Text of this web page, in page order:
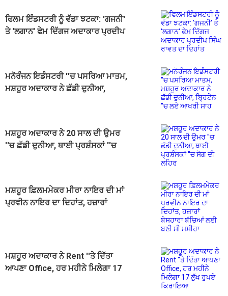
ਫਿਲਮ ਇੰਡਸਟਰੀ ਨੂੰ ਵੱਡਾ ਝਟਕਾ: 'ਗਜਨੀ'
ਤੇ 'ਲਗਾਨ' ਫੇਮ ਦਿੱਗਜ ਅਦਾਕਾਰ ਪ੍ਰਦੀਪ
ਮਨੋਰੰਜਨ ਇਡੰਸਟਰੀ ''ਚ ਪਸਰਿਆ ਮਾਤਮ,
ਮਸ਼ਹੂਰ ਅਦਾਕਾਰ ਨੇ ਛੱਡੀ ਦੁਨੀਆ,
ਮਸ਼ਹੂਰ ਅਦਾਕਾਰ ਨੇ 20 ਸਾਲ ਦੀ ਉਮਰ
''ਚ ਛੱਡੀ ਦੁਨੀਆ, ਥਾਈ ਪ੍ਰਸ਼ੰਸਕਾਂ ''ਚ
ਮਸ਼ਹੂਰ ਫ਼ਿਲਮਮੇਕਰ ਮੀਰਾ ਨਾਇਰ ਦੀ ਮਾਂ
ਪ੍ਰਵੀਨ ਨਾਇਰ ਦਾ ਦਿਹਾਂਤ, ਹਜ਼ਾਰਾਂ
ਮਸ਼ਹੂਰ ਅਦਾਕਾਰ ਨੇ Rent ''ਤੇ ਦਿੱਤਾ
ਆਪਣਾ Office, ਹਰ ਮਹੀਨੇ ਮਿਲੇਗਾ 17